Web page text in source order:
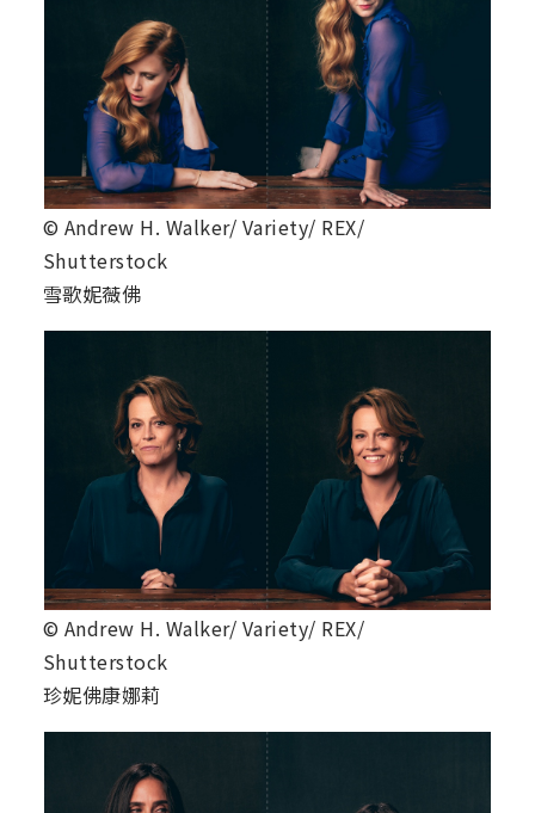
© Andrew H. Walker/ Variety/ REX/
Shutterstock
雪歌妮薇佛
© Andrew H. Walker/ Variety/ REX/
Shutterstock
珍妮佛康娜莉